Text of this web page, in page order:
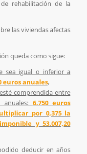
rehabilitación de la
las viviendas afectas
queda como sigue:
sea igual o inferior a
euros anuales,
comprendida entre
anuales: 6.750 euros
por 0,375 la
y 53.007,20
deducir en años